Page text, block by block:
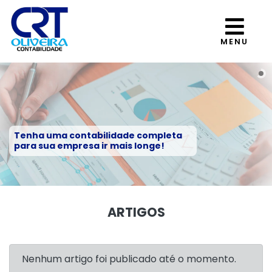
MENU
Tenha uma contabilidade completa
para sua empresa ir mais longe!
ARTIGOS
Nenhum artigo foi publicado até o momento.